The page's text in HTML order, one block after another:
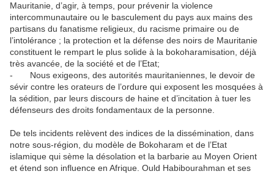
Mauritanie, d’agir, à temps, pour prévenir la violence
intercommunautaire ou le basculement du pays aux mains des
partisans du fanatisme religieux, du racisme primaire ou de
l’intolérance ; la protection et la défense des noirs de Mauritanie
constituent le rempart le plus solide à la bokoharamisation, déjà
très avancée, de la société et de l’Etat;
- Nous exigeons, des autorités mauritaniennes, le devoir de
sévir contre les orateurs de l’ordure qui exposent les mosquées à
la sédition, par leurs discours de haine et d’incitation à tuer les
défenseurs des droits fondamentaux de la personne.
De tels incidents relèvent des indices de la dissémination, dans
notre sous-région, du modèle de Bokoharam et de l’Etat
islamique qui sème la désolation et la barbarie au Moyen Orient
et étend son influence en Afrique. Ould Habibourahman et ses